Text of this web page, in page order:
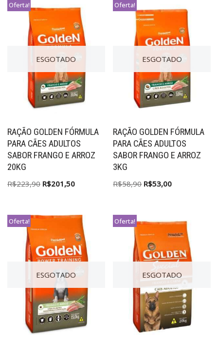
ESGOTADO
Oferta!
RAÇÃO GOLDEN FÓRMULA
PARA CÃES ADULTOS
SABOR FRANGO E ARROZ
20KG
R$223,90 R$201,50
ESGOTADO
Oferta!
RAÇÃO GOLDEN FÓRMULA
PARA CÃES ADULTOS
SABOR FRANGO E ARROZ
3KG
R$58,90 R$53,00
ESGOTADO
Oferta!
ESGOTADO
Oferta!